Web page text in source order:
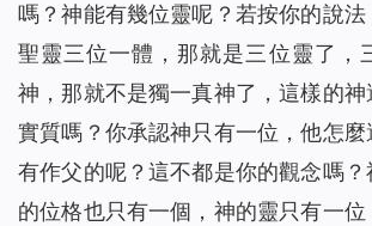
嗎？神能有幾位靈呢？若按你的說法
聖靈三位一體，那就是三位靈了，
神，那就不是獨一真神了，這樣的
實質嗎？你承認神只有一位，他怎
有作父的呢？這不都是你的觀念嗎
的位格也只有一個，神的靈只有一